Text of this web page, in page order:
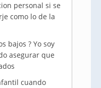
personal si se
como lo de la
bajos ? Yo soy
asegurar que
cuando